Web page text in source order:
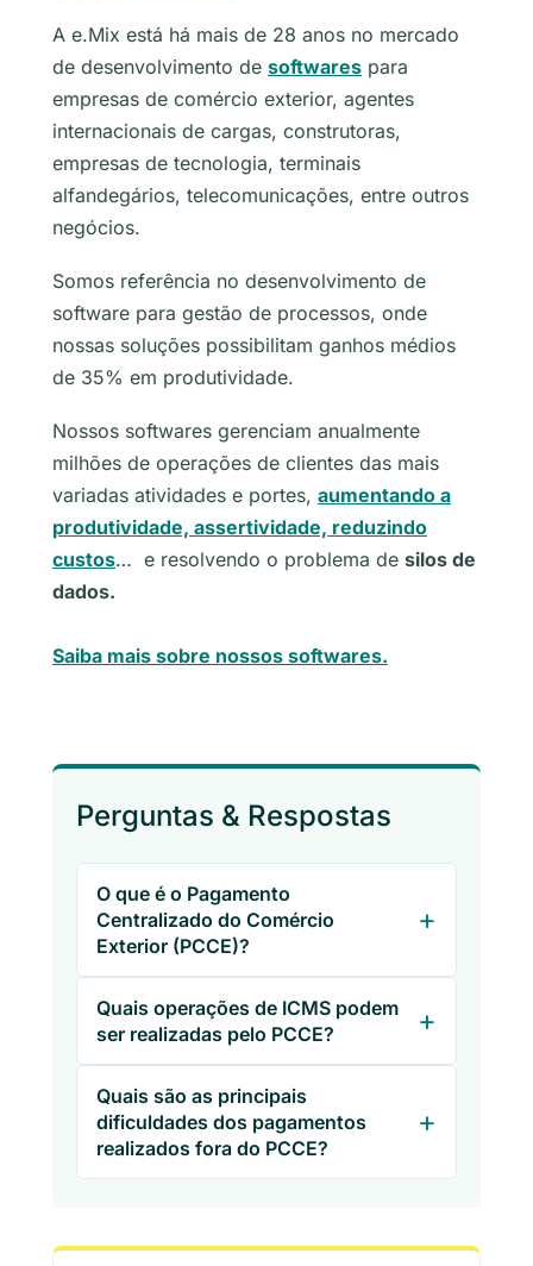
A e.Mix está há mais de 28 anos no mercado
de desenvolvimento de softwares para
empresas de comércio exterior, agentes
internacionais de cargas, construtoras,
empresas de tecnologia, terminais
alfandegários, telecomunicações, entre outros
negócios.
Somos referência no desenvolvimento de
software para gestão de processos, onde
nossas soluções possibilitam ganhos médios
de 35% em produtividade.
Nossos softwares gerenciam anualmente
milhões de operações de clientes das mais
variadas atividades e portes, aumentando a
produtividade, assertividade, reduzindo
custos… e resolvendo o problema de silos de
dados.
Saiba mais sobre nossos softwares.
Perguntas & Respostas
O que é o Pagamento
Centralizado do Comércio
Exterior (PCCE)?
Quais operações de ICMS podem
ser realizadas pelo PCCE?
Quais são as principais
dificuldades dos pagamentos
realizados fora do PCCE?